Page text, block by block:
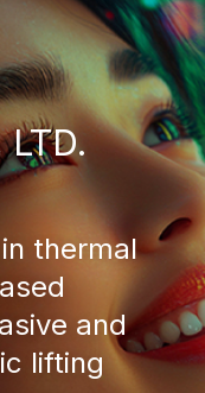
LTD.
thermal
and
lifting